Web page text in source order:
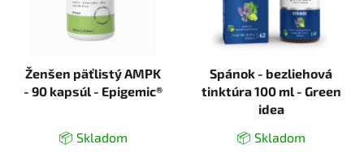
Ženšen päťlistý AMPK
- 90 kapsúl - Epigemic®
📦 Skladom
Spánok - bezliehová
tinktúra 100 ml - Green
idea
📦 Skladom